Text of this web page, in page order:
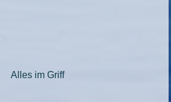
Alles im Griff